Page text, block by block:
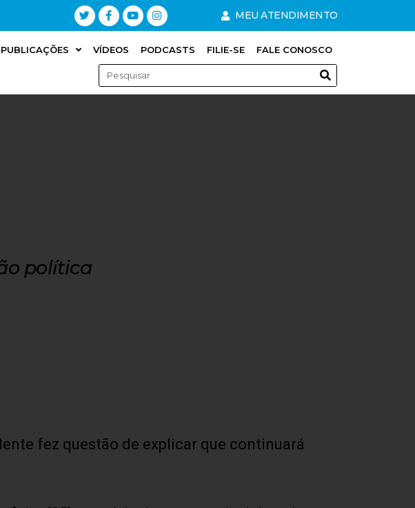
MEU ATENDIMENTO
PUBLICAÇÕES VÍDEOS PODCASTS FILIE-SE FALE CONOSCO
política
fez questão de explicar que continuará